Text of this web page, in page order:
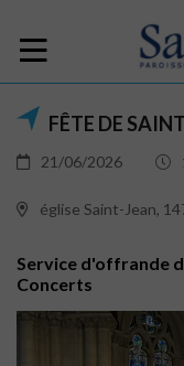
FÊTE DE
21/06/2026
église Saint-Jean,
Service d'offrande
Concerts